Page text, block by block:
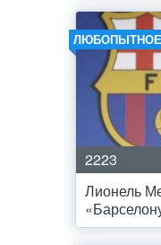
ЛЮБОПЫТНОЕ
2223
Лионель